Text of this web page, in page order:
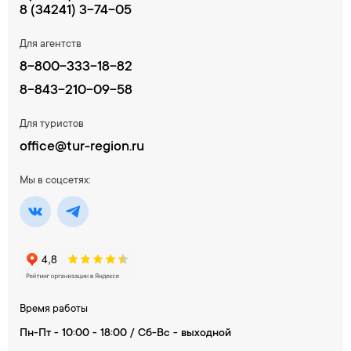
Время работы
Пн-Пт - 10:00 - 18:00 / Сб-Вс - выходной
8 (34241) 3-74-05
Для агентств
8-800-333-18-82
8-843-210-09-58
Для туристов
office@tur-region.ru
Мы в соцсетях: